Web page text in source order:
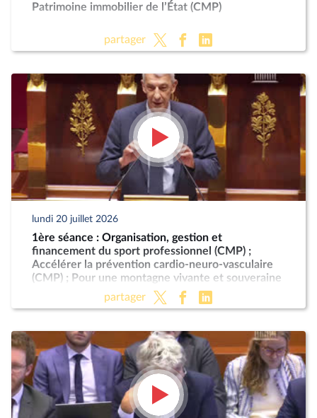
Patrimoine immobilier de l’État (CMP)
partager
lundi 20 juillet 2026
1ère séance : Organisation, gestion et
financement du sport professionnel (CMP) ;
Accélérer la prévention cardio-neuro-vasculaire
(CMP) ; Pour une montagne vivante et souveraine
partager